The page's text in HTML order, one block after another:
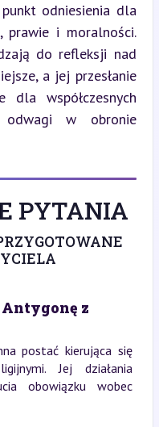
odniesienia dla
prawie i moralności.
do refleksji nad
a jej przesłanie
współczesnych
odwagi w obronie
PYTANIA
z
postać kierująca się
Jej działania
obowiązku wobec